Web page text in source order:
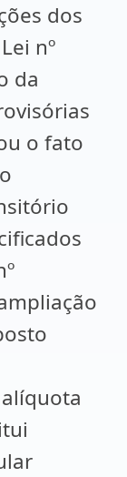
dos
nº
da
o fato